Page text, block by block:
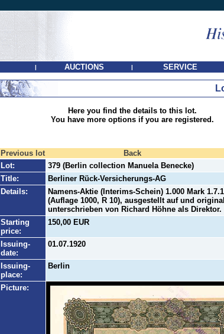
| AUCTIONS | SERVICE
Here you find the details to this lot.
You have more options if you are registered.
Previous lot Back
Lot:
379 (Berlin collection Manuela Benecke)
Title:
Berliner Rück-Versicherungs-AG
Details:
Namens-Aktie (Interims-Schein) 1.000 Mark
(Auflage 1000, R 10), ausgestellt auf und original
unterschrieben von Richard Höhne als Direktor.
Starting
price:
150,00 EUR
Issuing-
date:
01.07.1920
Issuing-
place:
Berlin
Picture: